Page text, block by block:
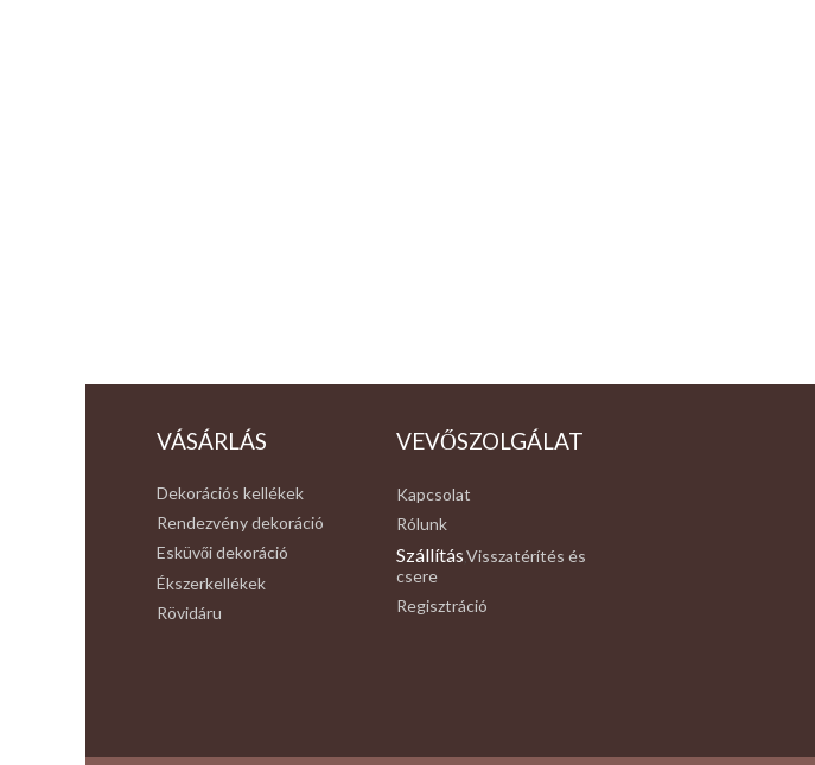
VÁSÁRLÁS
Dekorációs kellékek
Rendezvény dekoráció
Esküvői dekoráció
Ékszerkellékek
Rövidáru
VEVŐSZOLGÁLAT
Kapcsolat
Rólunk
SzállításVisszatérítés és
csere
Regisztráció